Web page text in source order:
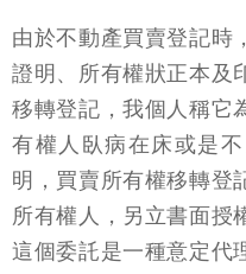
由於不動產買賣登記時
證明、所有權狀正本及
移轉登記，我個人稱它
有權人臥病在床或是
明，買賣所有權移轉登
所有權人，另立書面授
這個委託是一種意定代